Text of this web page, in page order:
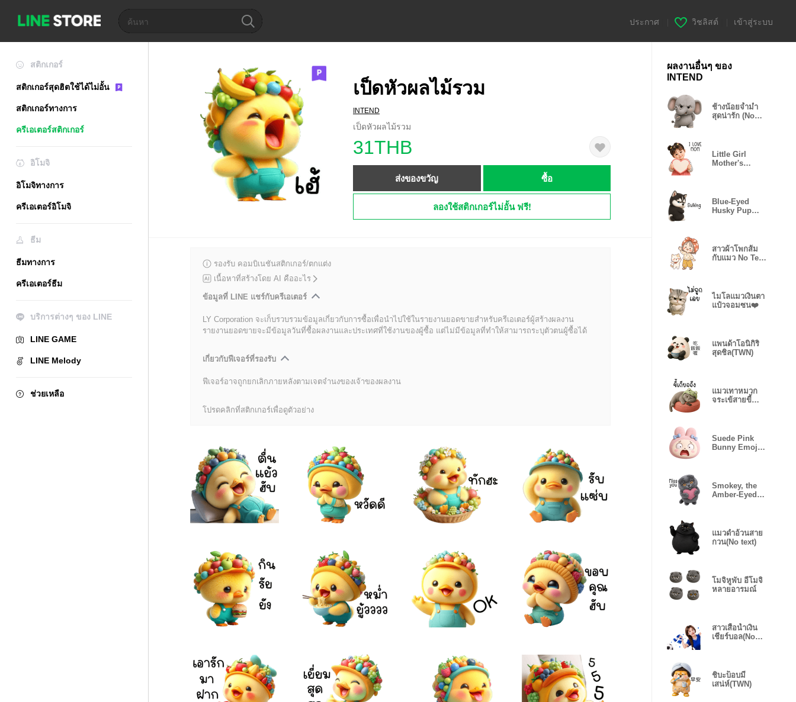
ประกาศ วิชลิสต์ เข้าสู่ระบบ
สติกเกอร์
สติกเกอร์สุดฮิตใช้ได้ไม่อั้น
สติกเกอร์ทางการ
ครีเอเตอร์สติกเกอร์
อิโมจิ
อิโมจิทางการ
ครีเอเตอร์อิโมจิ
ธีม
ธีมทางการ
ครีเอเตอร์ธีม
บริการต่างๆ ของ LINE
LINE GAME
LINE Melody
ช่วยเหลือ
เป็ดหัวผลไม้รวม
INTEND
เป็ดหัวผลไม้รวม
31THB
ส่งของขวัญ ซื้อ
ลองใช้สติกเกอร์ไม่อั้น ฟรี!
รองรับ คอมบิเนชันสติกเกอร์/ตกแต่ง
เนื้อหาที่สร้างโดย AI คืออะไร
ข้อมูลที่ LINE แชร์กับครีเอเตอร์
LY Corporation จะเก็บรวบรวมข้อมูลเกี่ยวกับการซื้อเพื่อนำไปใช้ในรายงานยอดขายสำหรับครีเอเตอร์ผู้สร้างผลงาน
รายงานยอดขายจะมีข้อมูลวันที่ซื้อผลงานและประเทศที่ใช้งานของผู้ซื้อ แต่ไม่มีข้อมูลที่ทำให้สามารถระบุตัวตนผู้ซื้อได้
เกี่ยวกับฟีเจอร์ที่รองรับ
ฟีเจอร์อาจถูกยกเลิกภายหลังตามเจตจำนงของเจ้าของผลงาน
โปรดคลิกที่สติกเกอร์เพื่อดูตัวอย่าง
ผลงานอื่นๆ ของ
INTEND
ช้างน้อยจ้ำม่ำ
สุดน่ารัก (No
Little Girl
Mother's
Blue-Eyed
Husky Pup
สาวผ้าโพกส้ม
กับแมว No Text
ไมโลแมวเงินตา
แป๋วจอมซน❤️
แพนด้าโอนิกิริ
สุดชิล(TWN)
แมวเทาหมวก
จระเข้สายขี้
Suede Pink
Bunny Emoji
Smokey, the
Amber-Eyed
แมวดำอ้วนสาย
กวน(No text)
โมจิหูพับ อีโมจิ
หลายอารมณ์
สาวเสื้อน้ำเงิน
เชียร์บอล(No
ชิบะบ็อบมี
เสน่ห์(TWN)